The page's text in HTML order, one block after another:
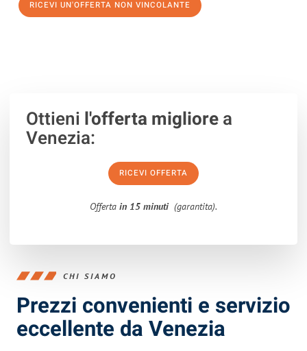
RICEVI UN'OFFERTA NON VINCOLANTE
Ottieni l'offerta migliorea
Venezia:
RICEVI OFFERTA
Offerta in 15 minuti (garantita).
CHI SIAMO
Prezzi convenienti e servizio
eccellente da Venezia